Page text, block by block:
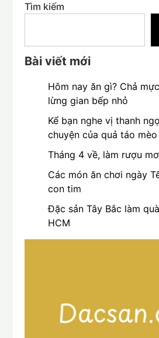
Tìm kiếm
Bài viết mới
Hôm nay ăn gì? Chả
lừng gian bếp nhỏ
Kể bạn nghe vị thanh
chuyện của quả táo mèo
Tháng 4 về, làm rượu
Các món ăn chơi ngày
con tim
Đặc sản Tây Bắc làm
HCM